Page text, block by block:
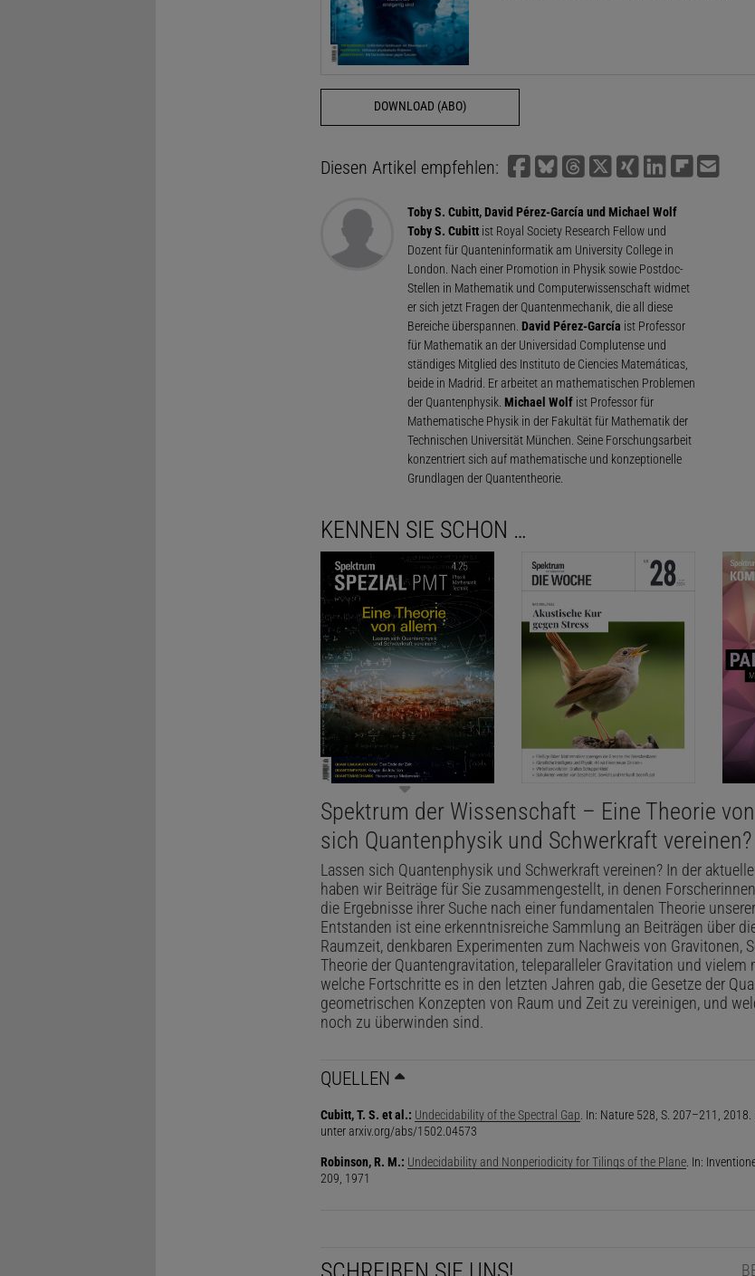
DOWNLOAD (ABO)
Diesen Artikel empfehlen:
Toby S. Cubitt, David Pérez-García und Michael Wolf
Toby S. Cubittist Royal Society Research Fellow und
Dozent für Quanteninformatik am University College in
London. Nach einer Promotion in Physik sowie Postdoc-
Stellen in Mathematik und Computerwissenschaft widmet
er sich jetzt Fragen der Quantenmechanik, die all diese
Bereiche überspannen. David Pérez-García ist Professor
für Mathematik an der Universidad Complutense und
ständiges Mitglied des Instituto de Ciencies Matemáticas,
beide in Madrid. Er arbeitet an mathematischen Problemen
der Quantenphysik. Michael Wolfist Professor für
Mathematische Physik in der Fakultät für Mathematik der
Technischen Universität München. Seine Forschungsarbeit
konzentriert sich auf mathematische und konzeptionelle
Grundlagen der Quantentheorie.
KENNEN SIE SCHON …
Spektrum der Wissenschaft – Eine Theorie
sich Quantenphysik und Schwerkraft vereinen?
Lassen sich Quantenphysik und Schwerkraft vereinen? In der
haben wir Beiträge für Sie zusammengestellt, in denen
die Ergebnisse ihrer Suche nach einer fundamentalen Theorie
Entstanden ist eine erkenntnisreiche Sammlung an Beiträgen über
Raumzeit, denkbaren Experimenten zum Nachweis von Gravitonen,
Theorie der Quantengravitation, teleparalleler Gravitation und vielem
welche Fortschritte es in den letzten Jahren gab, die Gesetze der
geometrischen Konzepten von Raum und Zeit zu vereinigen, und
noch zu überwinden sind.
QUELLEN
Cubitt, T. S. et al.: Undecidability of the Spectral Gap . In: Nature 528, S. 207–211,
unter arxiv.org/abs/1502.04573
Robinson, R. M.: Undecidability and Nonperiodicity for Tilings of the Plane. In:
209, 1971